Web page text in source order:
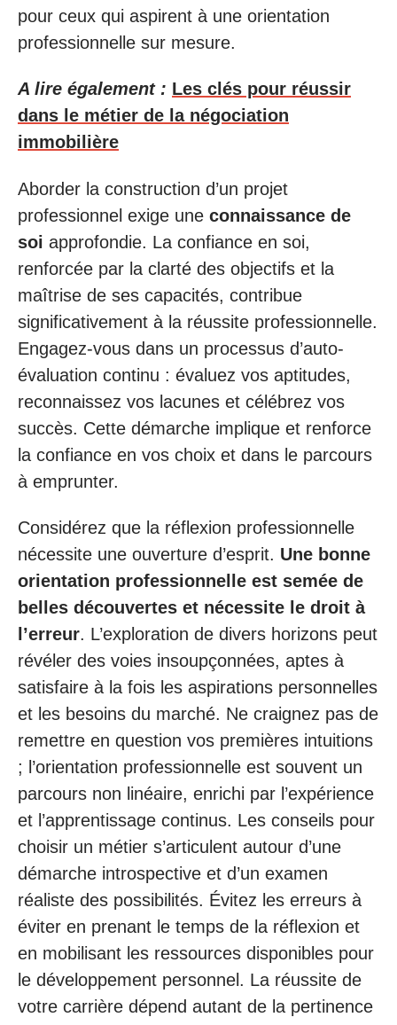
pour ceux qui aspirent à une orientation
professionnelle sur mesure.
A lire également : Les clés pour réussir
dans le métier de la négociation
immobilière
Aborder la construction d’un projet
professionnel exige une connaissance de
soi approfondie. La confiance en soi,
renforcée par la clarté des objectifs et la
maîtrise de ses capacités, contribue
significativement à la réussite professionnelle.
Engagez-vous dans un processus d’auto-
évaluation continu : évaluez vos aptitudes,
reconnaissez vos lacunes et célébrez vos
succès. Cette démarche implique et renforce
la confiance en vos choix et dans le parcours
à emprunter.
Considérez que la réflexion professionnelle
nécessite une ouverture d’esprit. Une bonne
orientation professionnelle est semée de
belles découvertes et nécessite le droit à
l’erreur. L’exploration de divers horizons peut
révéler des voies insoupçonnées, aptes à
satisfaire à la fois les aspirations personnelles
et les besoins du marché. Ne craignez pas de
remettre en question vos premières intuitions
; l’orientation professionnelle est souvent un
parcours non linéaire, enrichi par l’expérience
et l’apprentissage continus. Les conseils pour
choisir un métier s’articulent autour d’une
démarche introspective et d’un examen
réaliste des possibilités. Évitez les erreurs à
éviter en prenant le temps de la réflexion et
en mobilisant les ressources disponibles pour
le développement personnel. La réussite de
votre carrière dépend autant de la pertinence